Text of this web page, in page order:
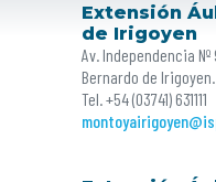
Extensión
de Irigoyen
Av. Independencia Nº
Bernardo de
Tel. +54 (03741) 631111